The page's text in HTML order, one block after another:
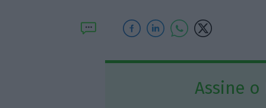
Assine o